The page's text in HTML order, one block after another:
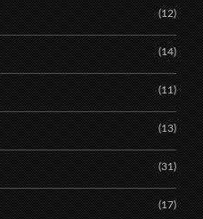
(12)
(14)
(11)
(13)
(31)
(17)